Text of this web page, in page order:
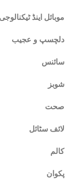
موبائل اینڈ ٹیکنالوجی
دلچسپ و عجیب
سائنس
شوبز
صحت
لائف سٹائل
کالم
پکوان